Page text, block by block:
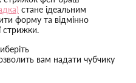
стане ідеальним
форму та відмінно
стрижки.
вам надати чубчику